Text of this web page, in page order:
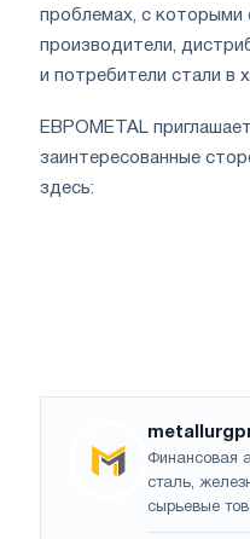
проблемах, с которыми
производители,
и потребители стали в
ЕВРОMETAL
заинтересованные
здесь:
Финансовая
сталь,
сырьевые